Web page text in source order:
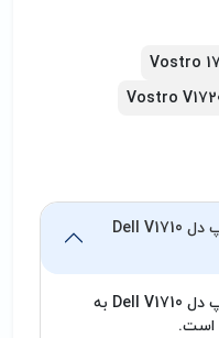
نمائید.
است مشکل از
(تیم پارتوفیکس
Vostro
Vostro
توان و ولتاژ خروجی باتری لپ تاپ دل Dell V1710
توان و ولتاژ خروجی باتری لپ تاپ دل Dell V1710 به